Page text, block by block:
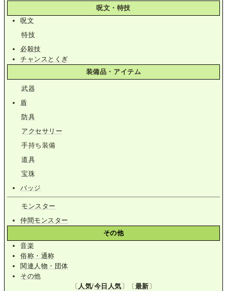
呪文・特技
呪文
特技
必殺技
チャンスとくぎ
装備品・アイテム
武器
盾
防具
アクセサリー
手持ち装備
道具
宝珠
バッジ
モンスター
仲間モンスター
その他
音楽
俗称・通称
関連人物・団体
その他
〔 人気/今日人気 〕〔 最新 〕